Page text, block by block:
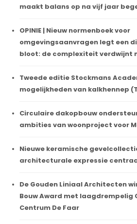
maakt balans op na vijf jaar
OPINIE | Nieuw normenboek voor
omgevingsaanvragen legt een
bloot: de complexiteit verdwijnt
Tweede editie Stockmans
mogelijkheden van kalkhennep
Circulaire dakopbouw
ambities van woonproject voor
Nieuwe keramische
architecturale expressie
De Gouden Liniaal Architecten
Bouw Award met
Centrum De Faar